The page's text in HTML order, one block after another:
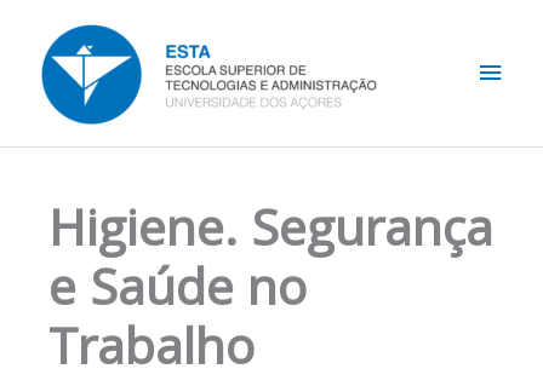
content
Higiene. Segurança
e Saúde no
Trabalho